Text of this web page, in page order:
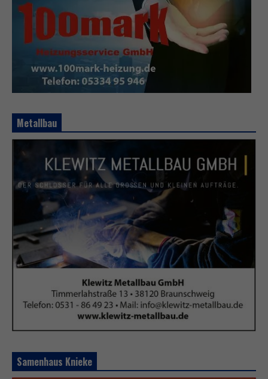
Metallbau
Samenhaus Knieke